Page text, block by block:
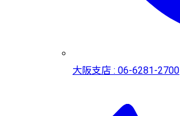
大阪支店 : 06-6281-2700